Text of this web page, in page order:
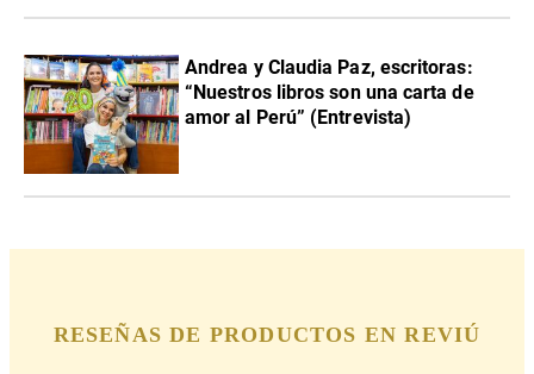
Andrea y Claudia Paz, escritoras:
“Nuestros libros son una carta de
amor al Perú” (Entrevista)